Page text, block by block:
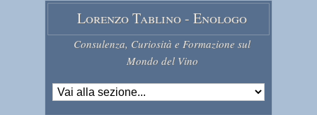
Lorenzo Tablino - Enologo
Consulenza, Curiosità e Formazione sul
Mondo del Vino